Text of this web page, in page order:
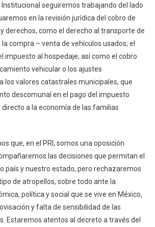
Institucional seguiremos trabajando del lado
en la revisión jurídica del cobro de
derechos, como el derecho al transporte de
compra – venta de vehículos usados; el
impuesto al hospedaje; así como el cobro
vehicular o los ajustes
los valores catastrales municipales, que
descomunal en el pago del impuesto
a la economía de las familias
que, en el PRI, somos una oposición
las decisiones que permitan el
país y nuestro estado, pero rechazaremos
de atropellos, sobre todo ante la
política y social que se vive en México,
y falta de sensibilidad de las
Estaremos atentos al decreto a través del